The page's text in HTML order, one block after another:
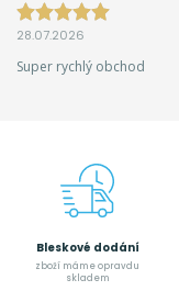
28.07.2026
Super rychlý obchod
Bleskové dodání
zboží máme opravdu
skladem